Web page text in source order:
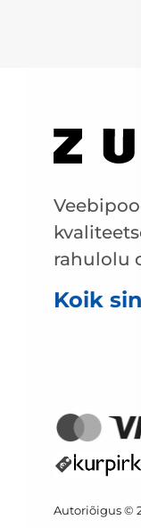
rahulolu
Koik
Autoriõigus ©